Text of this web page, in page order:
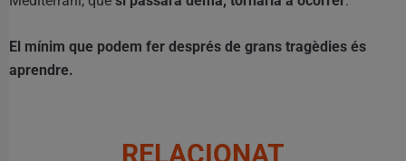
El mínim que podem fer després de grans tragèdies és
aprendre.
RELACIONAT